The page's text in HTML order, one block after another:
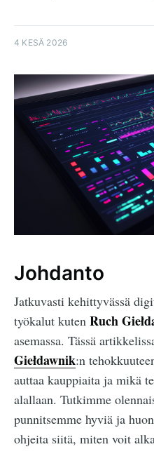
4 KESÄ 2026
Johdanto
Jatkuvasti kehittyvässä
työkalut kuten Ruch
asemassa. Tässä
Giełdawnik:n
auttaa kauppiaita ja mikä
alallaan. Tutkimme
punnitsemme hyviä ja
ohjeita siitä, miten voit